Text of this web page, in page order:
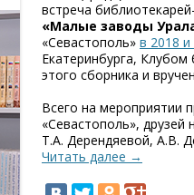
встреча
«Малые заводы
«Севастополь» в 2018 и
Екатеринбурга,
этого сборника и
Всего на мероприятии
«Севастополь»,
Т.А. Дерендяевой, А.В.
Читать далее →